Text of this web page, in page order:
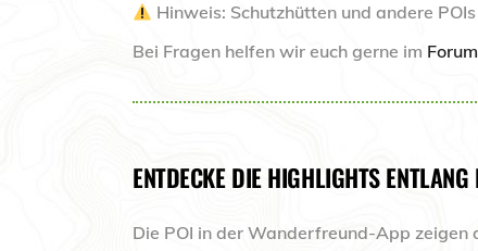
Hinweis: Schutzhütten und andere
Bei Fragen helfen wir euch gerne im Forum
ENTDECKE DIE HIGHLIGHTS
Die POI in der Wanderfreund-App zeigen